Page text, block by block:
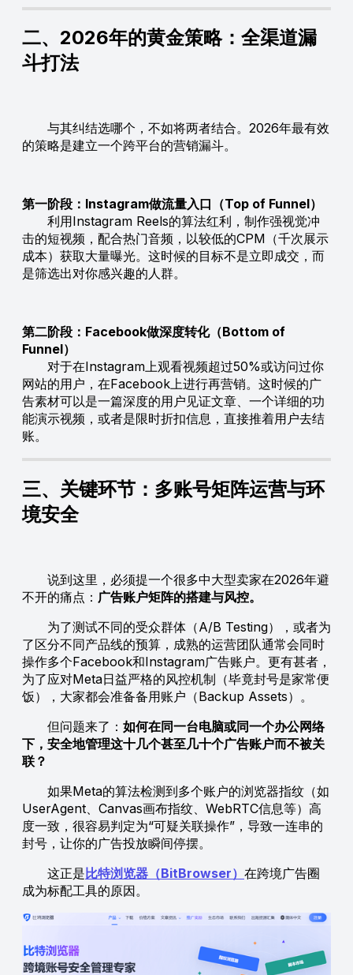
二、2026年的黄金策略：全渠道漏
斗打法
与其纠结选哪个，不如将两者结合。2026年最有效
的策略是建立一个跨平台的营销漏斗。
第一阶段：Instagram做流量入口（Top of Funnel）
利用Instagram Reels的算法红利，制作强视觉冲
击的短视频，配合热门音频，以较低的CPM（千次展示
成本）获取大量曝光。这时候的目标不是立即成交，而
是筛选出对你感兴趣的人群。
第二阶段：Facebook做深度转化（Bottom of
Funnel）
对于在Instagram上观看视频超过50%或访问过你
网站的用户，在Facebook上进行再营销。这时候的广
告素材可以是一篇深度的用户见证文章、一个详细的功
能演示视频，或者是限时折扣信息，直接推着用户去结
账。
三、关键环节：多账号矩阵运营与环
境安全
说到这里，必须提一个很多中大型卖家在2026年避
不开的痛点： 广告账户矩阵的搭建与风控。
为了测试不同的受众群体（A/B Testing），或者为
了区分不同产品线的预算，成熟的运营团队通常会同时
操作多个Facebook和Instagram广告账户。更有甚者，
为了应对Meta日益严格的风控机制（毕竟封号是家常便
饭），大家都会准备备用账户（Backup Assets）。
但问题来了： 如何在同一台电脑或同一个办公网络
下，安全地管理这十几个甚至几十个广告账户而不被关
联？
如果Meta的算法检测到多个账户的浏览器指纹（如
UserAgent、Canvas画布指纹、WebRTC信息等）高
度一致，很容易判定为“可疑关联操作”，导致一连串的
封号，让你的广告投放瞬间停摆。
这正是 比特浏览器（BitBrowser） 在跨境广告圈
成为标配工具的原因。